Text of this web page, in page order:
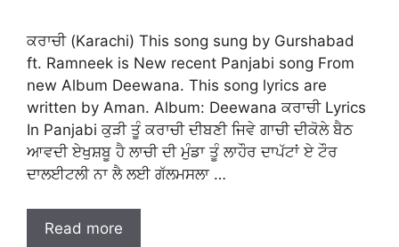
ਕਰਾਚੀ (Karachi) This song sung by Gurshabad
ft. Ramneek is New recent Panjabi song From
new Album Deewana. This song lyrics are
written by Aman. Album: Deewana ਕਰਾਚੀ Lyrics
In Panjabi ਕੁੜੀ ਤੂੰ ਕਰਾਚੀ ਦੀਬਣੀ ਜਿਵੇ ਗਾਚੀ ਦੀਕੋਲੇ ਬੈਠ
ਆਵਦੀ ਏਖੁਸ਼ਬੂ ਹੈ ਲਾਚੀ ਦੀ ਮੁੰਡਾ ਤੂੰ ਲਾਹੌਰ ਦਾਪੱਟਾਂ ਏ ਟੌਰ
ਦਾਲਈਟਲੀ ਨਾ ਲੈ ਲਈ ਗੱਲਮਸਲਾ …
Read more